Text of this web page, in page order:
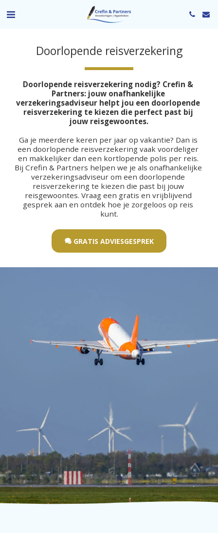
Doorlopende reisverzekering
Doorlopende reisverzekering nodig? Crefin &
Partners: jouw onafhankelijke
verzekeringsadviseur helpt jou een doorlopende
reisverzekering te kiezen die perfect past bij
jouw reisgewoontes.
Ga je meerdere keren per jaar op vakantie? Dan is
een doorlopende reisverzekering vaak voordeliger
en makkelijker dan een kortlopende polis per reis.
Bij Crefin & Partners helpen we je als onafhankelijke
verzekeringsadviseur om een doorlopende
reisverzekering te kiezen die past bij jouw
reisgewoontes. Vraag een gratis en vrijblijvend
gesprek aan en ontdek hoe je zorgeloos op reis
kunt.
GRATIS ADVIESGESPREK